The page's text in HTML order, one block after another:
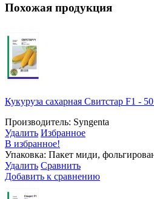
Похожая продукция
Кукуруза сахарная Свитстар F1 -
Производитель: Syngenta
Удалить Избранное
В избранное!
Упаковка: Пакет миди,
Удалить Сравнить
Добавить к сравнению